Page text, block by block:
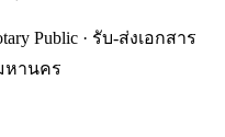
Public · รับ-ส่งเอกสาร
หานคร